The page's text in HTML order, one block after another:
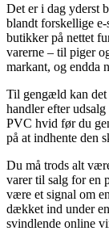
Det er i dag yderst
blandt forskellige
butikker på nettet
varerne – til piger
markant, og endda
Til gengæld kan
handler efter
PVC hvid før du
på at indhente den
Du må trods alt
varer til salg for en
være et signal om
dækket ind under
svindlende online